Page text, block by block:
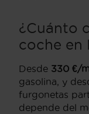
¿Cuánto
coche en
Desde 330 €/
gasolina, y
furgonetas
depende del